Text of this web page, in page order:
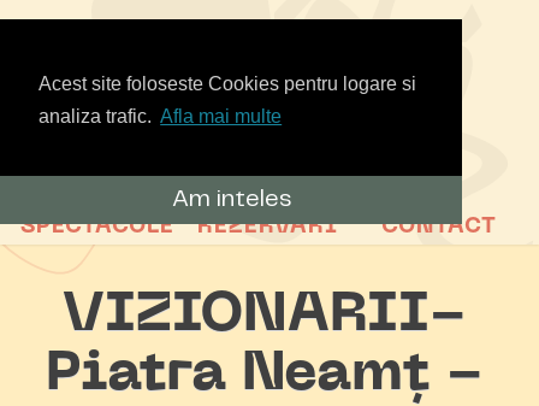
Acest site foloseste Cookies pentru logare si
analiza trafic. Afla mai multe
Am inteles
SPECTACOLE REZERVARI CONTACT
VIZIONARII-
Piatra Neamț -